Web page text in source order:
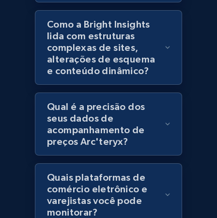
1.1K+ 149+ Comece agora
Lowes.com
URL, Domain, Marketplace pn, Sku, Other pn,
Model number, Gtin ean pn, Product name, and
more.
991+ 162+
Lowes.com - Gather data on products using
specified keywords
URL, Domain, Marketplace pn, Sku, Other pn,
Model number, Gtin ean pn, Product name, and
Como a Bright Insights
lida com estruturas
complexas de sites,
alterações de esquema
e conteúdo dinâmico?
Qual é a precisão dos
seus dados de
acompanhamento de
preços Arc'teryx?
Quais plataformas de
comércio eletrônico e
varejistas você pode
monitorar?